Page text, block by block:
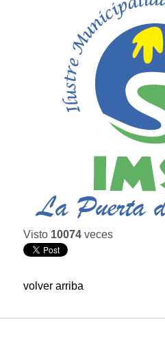
Visto 10074 veces
volver arriba